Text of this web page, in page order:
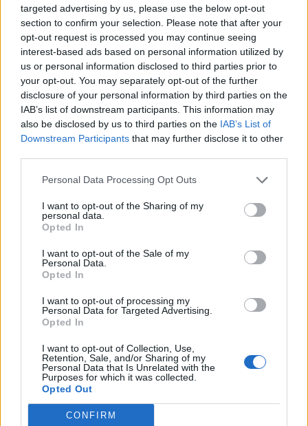
targeted advertising by us, please use the below opt-out
section to confirm your selection. Please note that after your
opt-out request is processed you may continue seeing
interest-based ads based on personal information utilized by
us or personal information disclosed to third parties prior to
your opt-out. You may separately opt-out of the further
disclosure of your personal information by third parties on the
IAB’s list of downstream participants. This information may
also be disclosed by us to third parties on the IAB’s List of
Downstream Participants that may further disclose it to other
Personal Data Processing Opt Outs
I want to opt-out of the Sharing of my
personal data.
Opted In
I want to opt-out of the Sale of my
Personal Data.
Opted In
I want to opt-out of processing my
Personal Data for Targeted Advertising.
Opted In
I want to opt-out of Collection, Use,
Retention, Sale, and/or Sharing of my
Personal Data that Is Unrelated with the
Purposes for which it was collected.
Opted Out
CONFIRM
PALIO DI LEGNANO
A tu per tu con la reggenza: la
contrada San Domenico pronta a
ripartire per il Palio 2027